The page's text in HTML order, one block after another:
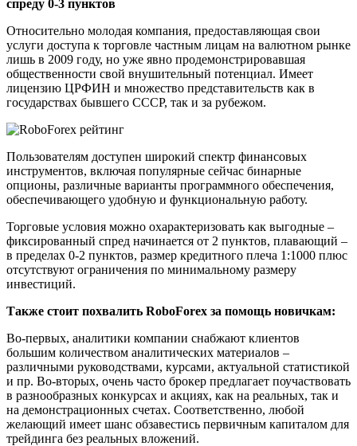
спреду 0-3 пунктов
Относительно молодая компания, предоставляющая свои
услуги доступа к торговле частным лицам на валютном рынке
лишь в 2009 году, но уже явно продемонстрировавшая
общественности свой внушительный потенциал. Имеет
лицензию ЦРФИН и множество представительств как в
государствах бывшего СССР, так и за рубежом.
Пользователям доступен широкий спектр финансовых
инструментов, включая популярные сейчас бинарные
опционы, различные варианты программного обеспечения,
обеспечивающего удобную и функциональную работу.
Торговые условия можно охарактеризовать как выгодные –
фиксированный спред начинается от 2 пунктов, плавающий –
в пределах 0-2 пунктов, размер кредитного плеча 1:1000 плюс
отсутствуют ограничения по минимальному размеру
инвестиций.
Также стоит похвалить RoboForex за помощь новичкам:
Во-первых, аналитики компании снабжают клиентов
большим количеством аналитических материалов –
различными руководствами, курсами, актуальной статистикой
и пр. Во-вторых, очень часто брокер предлагает поучаствовать
в разнообразных конкурсах и акциях, как на реальных, так и
на демонстрационных счетах. Соответственно, любой
желающий имеет шанс обзавестись первичным капиталом для
трейдинга без реальных вложений.